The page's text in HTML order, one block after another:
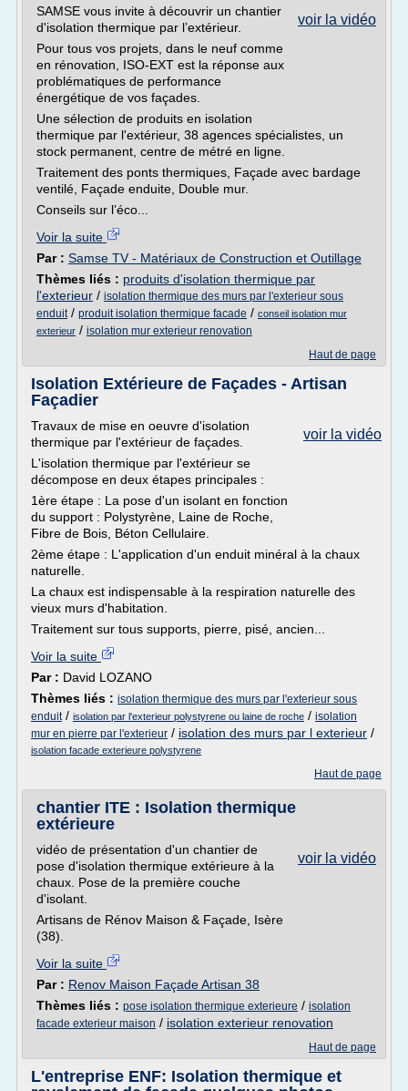
voir la vidéo
SAMSE vous invite à découvrir un chantier
d'isolation thermique par l’extérieur.
Pour tous vos projets, dans le neuf comme
en rénovation, ISO-EXT est la réponse aux
problématiques de performance
énergétique de vos façades.
Une sélection de produits en isolation
thermique par l'extérieur, 38 agences spécialistes, un
stock permanent, centre de métré en ligne.
Traitement des ponts thermiques, Façade avec bardage
ventilé, Façade enduite, Double mur.
Conseils sur l’éco...
Voir la suite
Par : Samse TV - Matériaux de Construction et Outillage
Thèmes liés : produits d'isolation thermique par
l'exterieur / isolation thermique des murs par l'exterieur sous
enduit/ produit isolation thermique facade / conseil isolation mur
exterieur / isolation mur exterieur renovation
Haut de page
Isolation Extérieure de Façades - Artisan
Façadier
voir la vidéo
Travaux de mise en oeuvre d'isolation
thermique par l'extérieur de façades.
L'isolation thermique par l'extérieur se
décompose en deux étapes principales :
1ère étape : La pose d'un isolant en fonction
du support : Polystyrène, Laine de Roche,
Fibre de Bois, Béton Cellulaire.
2ème étape : L'application d'un enduit minéral à la chaux
naturelle.
La chaux est indispensable à la respiration naturelle des
vieux murs d'habitation.
Traitement sur tous supports, pierre, pisé, ancien...
Voir la suite
Par : David LOZANO
Thèmes liés : isolation thermique des murs par l'exterieur sous
enduit/ isolation par l'exterieur polystyrene ou laine de roche / isolation
mur en pierre par l'exterieur / isolation des murs par l exterieur /
isolation facade exterieure polystyrene
Haut de page
chantier ITE : Isolation thermique
extérieure
voir la vidéo
vidéo de présentation d'un chantier de
pose d'isolation thermique extérieure à la
chaux. Pose de la première couche
d'isolant.
Artisans de Rénov Maison & Façade, Isère
(38).
Voir la suite
Par : Renov Maison Façade Artisan 38
Thèmes liés : pose isolation thermique exterieure / isolation
facade exterieur maison / isolation exterieur renovation
Haut de page
L'entreprise ENF: Isolation thermique et